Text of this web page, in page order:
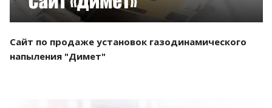
Сайт по продаже установок газодинамического
напыления "Димет"